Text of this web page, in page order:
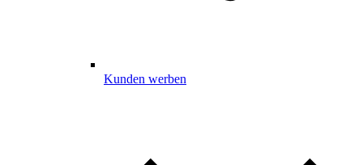
Kunden werben